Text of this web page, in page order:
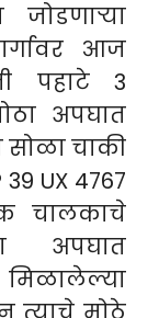
जोडणाऱ्या
आज
पहाटे 3
अपघात
सोळा चाकी
UX 4767
चालकाचे
अपघात